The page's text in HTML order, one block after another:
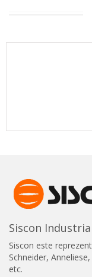
Siscon
Siscon este
Schneider,
etc.